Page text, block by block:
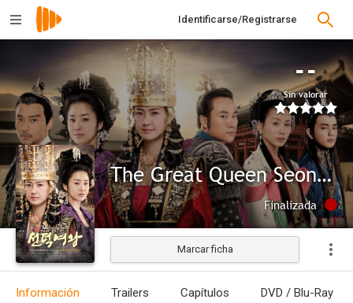
Identificarse/Registrarse
--
Sin valorar
The Great Queen Seondeok
Finalizada
Marcar ficha
Información Trailers Capítulos DVD / Blu-Ray